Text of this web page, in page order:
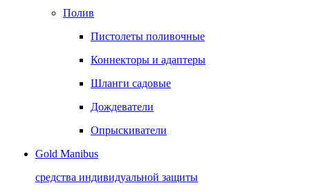
Полив
Пистолеты поливочные
Коннекторы и адаптеры
Шланги садовые
Дождеватели
Опрыскиватели
Gold Manibus
средства индивидуальной защиты